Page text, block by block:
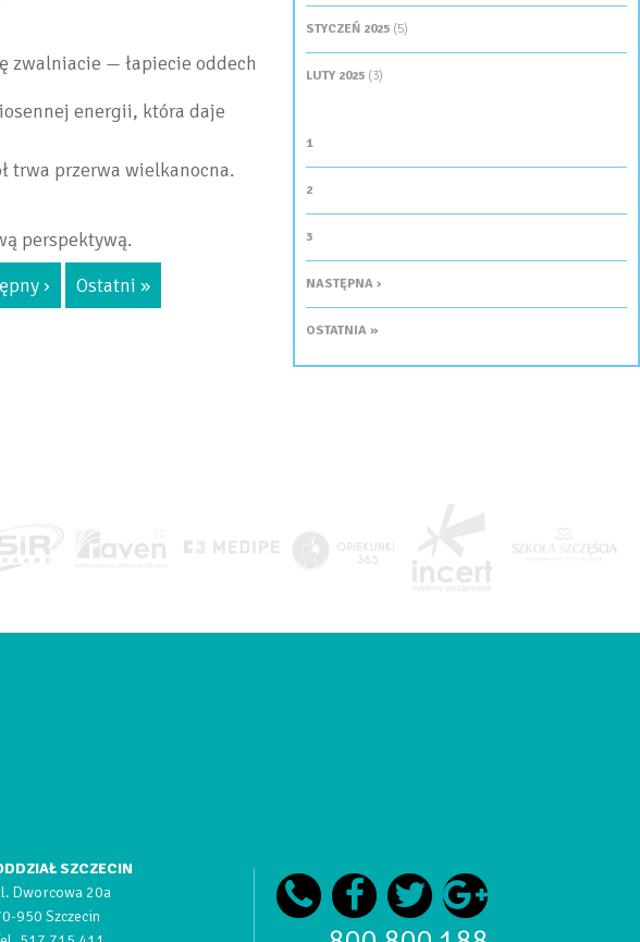
zwalniacie — łapiecie oddech
energii, która daje
trwa przerwa wielkanocna.
perspektywą.
› Ostatni »
STYCZEŃ 2025 (5)
LUTY 2025 (3)
1
2
3
NASTĘPNA ›
OSTATNIA »
SZCZECIN
Dworcowa 20a
950 Szczecin